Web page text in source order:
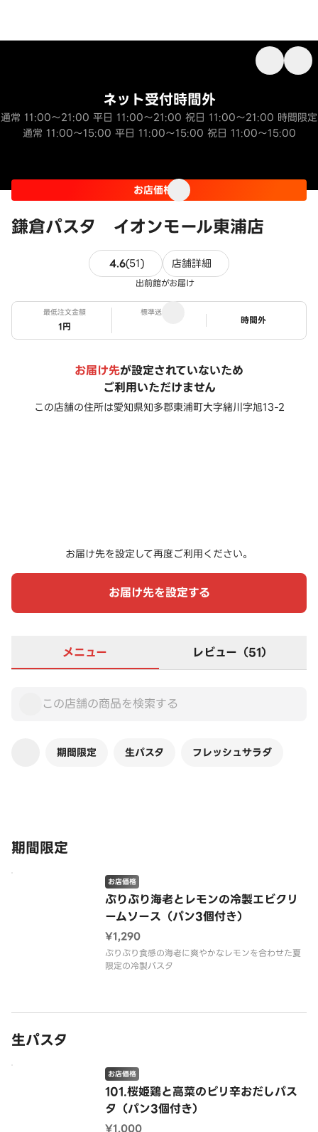
鎌倉パスタ イオンモール東浦店
ネット受付時間外
通常 11:00～21:00 平日 11:00～21:00 祝日 11:00～21:00 時間限定
通常 11:00～15:00 平日 11:00～15:00 祝日 11:00～15:00
お店価格
4.6(51) 51件のレビュー
店舗詳細
出前館がお届け
最低注文金額
1円
標準送料
ステータス
時間外
お届け先が設定されていないため
ご利用いただけません
この店舗の住所は愛知県知多郡東浦町大字緒川字旭13-2
お届け先を設定して再度ご利用ください。
お届け先を設定する
メニュー レビュー（51）
期間限定 生パスタ フレッシュサラダ
期間限定
ぷりぷり海老とレモンの冷製エビクリ
ームソース（パン3個付き）
お店価格
¥1,290
ぷりぷり食感の海老に爽やかなレモンを合わせた夏
限定の冷製パスタ
生パスタ
101.桜姫鶏と高菜のピリ辛おだしパス
タ（パン3個付き）
お店価格
¥1,000